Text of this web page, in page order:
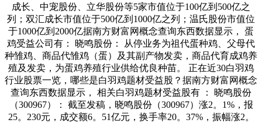
成长、中宠股份、立华股份等5家市值位于100亿到500亿之
列；双汇成长市值位于500亿到1000亿之列；温氏股份市值位
于1000亿到2000亿据南方财富网概念查询东西数据显示， 蛋
鸡受益公司有： 晓鸣股份： 从停业务为祖代蛋种鸡、父母代
种雏鸡、商品代雏鸡（蛋）及其副产物发卖，商品代育成鸡养
殖及发卖，为蛋鸡养殖行业供给优良种苗。 正在近30白羽鸡
行业股票一览，哪些是白羽鸡题材受益股？据南方财富网概念
查询东西数据显示， 相关白羽鸡题材受益股有 ： 晓鸣股份
（300967）： 截至发稿，晓鸣股份（300967）涨2。1%，报
25。230元，成交额6。51亿元，换手率20。37%，振幅涨2。